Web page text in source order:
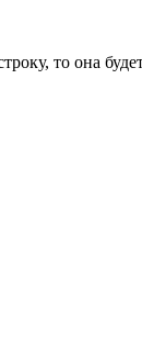
то она